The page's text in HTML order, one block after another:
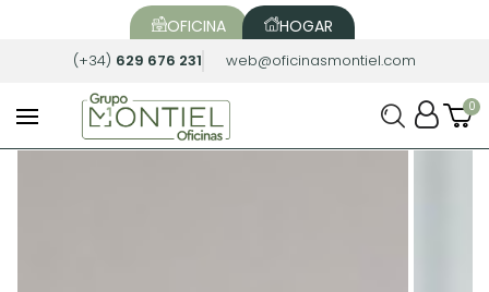
OFICINA HOGAR
(+34) 629 676 231 web@oficinasmontiel.com